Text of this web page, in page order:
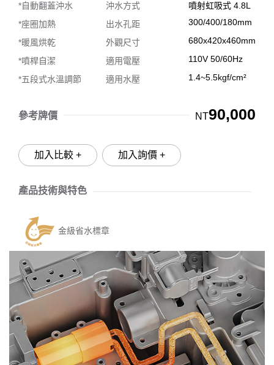
*自動翻蓋沖水
*座圈加熱
*暖風烘乾
*噴桿自潔
*五段式水溫調節
沖水方式
噴射虹吸式 4.8L
出水孔距
300/400/180mm
外觀尺寸 680x420x460mm
適用電壓 110V 50/60Hz
適用水壓 1.4~5.5kgf/cm²
參考牌價 NT90,000
加入比較 + 加入詢價 +
產品技術與特色
金級省水標章